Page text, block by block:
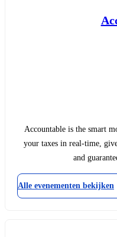
Accountable is the smart
your taxes in real-time,
and
Alle evenementen bekijken